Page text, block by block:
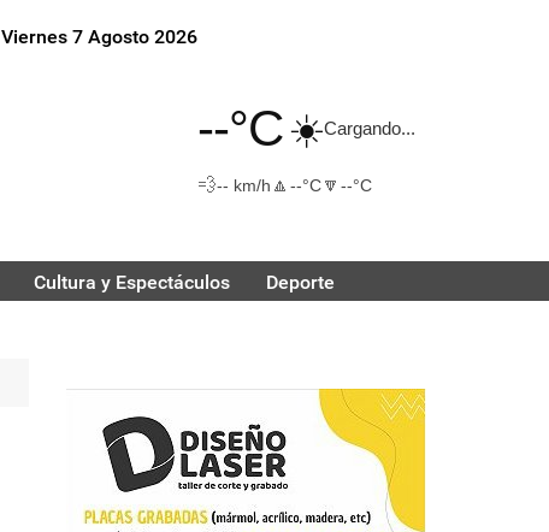
Viernes 7 Agosto 2026
--°C☀️Cargando...
💨-- km/h 🔼 --°C🔽 --°C
Cultura y Espectáculos Deporte